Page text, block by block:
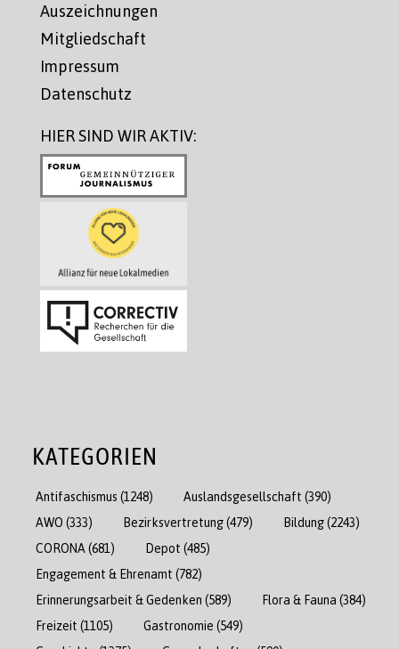
Auszeichnungen
Mitgliedschaft
Impressum
Datenschutz
HIER SIND WIR AKTIV:
KATEGORIEN
Antifaschismus (1248) Auslandsgesellschaft (390)
AWO (333) Bezirksvertretung(479) Bildung(2243)
CORONA (681) Depot (485)
Engagement & Ehrenamt (782)
Erinnerungsarbeit & Gedenken (589) Flora & Fauna (384)
Freizeit (1105) Gastronomie (549)